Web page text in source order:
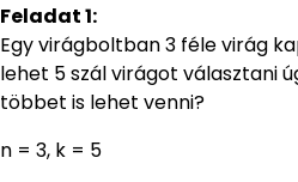
Feladat 1:
Egy virágboltban 3 féle virág
lehet 5 szál virágot választani
többet is lehet venni?
n = 3, k = 5